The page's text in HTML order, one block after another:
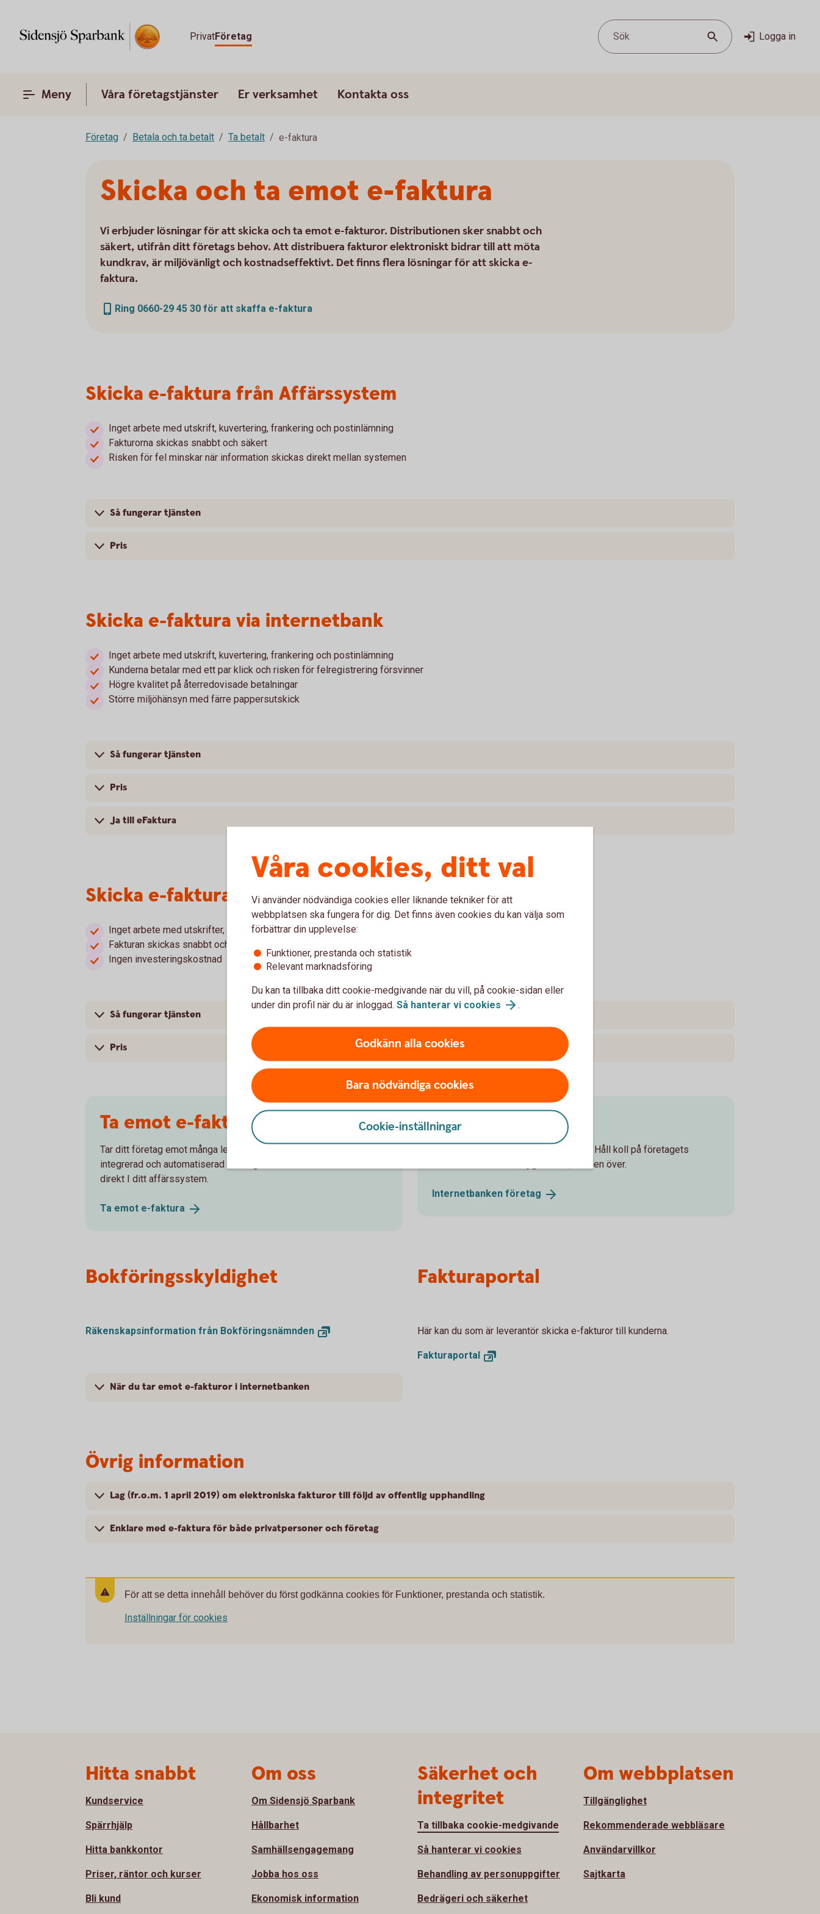
PrivatFöretag Sök Logga in
Meny Våra företagstjänster Er verksamhet Kontakta oss
Företag Betala och ta betalt Ta betalt e-faktura
Skicka och ta emot e-faktura
Vi erbjuder lösningar för att skicka och ta emot e-fakturor. Distributionen sker snabbt och
säkert, utifrån ditt företags behov. Att distribuera fakturor elektroniskt bidrar till att möta
kundkrav, är miljövänligt och kostnadseffektivt. Det finns flera lösningar för att skicka e-
faktura.
Ring 0660-29 45 30 för att skaffa e-faktura
Skicka e-faktura från Affärssystem
Inget arbete med utskrift, kuvertering, frankering och postinlämning
Fakturorna skickas snabbt och säkert
Risken för fel minskar när information skickas direkt mellan systemen
Så fungerar tjänsten
Pris
Skicka e-faktura via internetbank
Inget arbete med utskrift, kuvertering, frankering och postinlämning
Kunderna betalar med ett par klick och risken för felregistrering försvinner
Högre kvalitet på återredovisade betalningar
Större miljöhänsyn med färre pappersutskick
Så fungerar tjänsten
Pris
Ja till eFaktura
Skicka e-faktura via Fakturaportal
Inget arbete med utskrifter, kuvertering, frankering och postinlämning
Fakturan skickas snabbt och säkert
Ingen investeringskostnad
Så fungerar tjänsten
Pris
Ta emot e-faktura
Tar ditt företag emot många leverantörsfakturor? Vi erbjuder en
integrerad och automatiserad lösning för att ta emot e-fakturor
direkt I ditt affärssystem.
Ta emot e-faktura
Internetbanken
Sköt bankärenden smidigt och säkert. Håll koll på företagets
ekonomi och affärer, dygnet runt, världen över.
Internetbanken företag
Bokföringsskyldighet
Räkenskapsinformation från Bokföringsnämnden
När du tar emot e-fakturor i internetbanken
Fakturaportal
Här kan du som är leverantör skicka e-fakturor till kunderna.
Fakturaportal
Övrig information
Lag (fr.o.m. 1 april 2019) om elektroniska fakturor till följd av offentlig upphandling
Enklare med e-faktura för både privatpersoner och företag
För att se detta innehåll behöver du först godkänna cookies för Funktioner, prestanda och statistik.
Inställningar för cookies
Våra cookies, ditt val
Vi använder nödvändiga cookies eller liknande tekniker för att
webbplatsen ska fungera för dig. Det finns även cookies du kan välja som
förbättrar din upplevelse:
Funktioner, prestanda och statistik
Relevant marknadsföring
Du kan ta tillbaka ditt cookie-medgivande när du vill, på cookie-sidan eller
under din profil när du är inloggad. Så hanterar vi cookies .
Godkänn alla cookies
Bara nödvändiga cookies
Cookie-inställningar
Hitta snabbt
Kundservice
Spärrhjälp
Hitta bankkontor
Priser, räntor och kurser
Bli kund
Om oss
Om Sidensjö Sparbank
Hållbarhet
Samhällsengagemang
Jobba hos oss
Ekonomisk information
Säkerhet och
integritet
Ta tillbaka cookie-medgivande
Så hanterar vi cookies
Behandling av personuppgifter
Bedrägeri och säkerhet
Om webbplatsen
Tillgänglighet
Rekommenderade webbläsare
Användarvillkor
Sajtkarta